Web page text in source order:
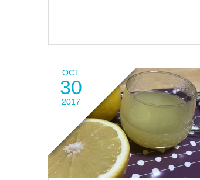
OCT
30
2017